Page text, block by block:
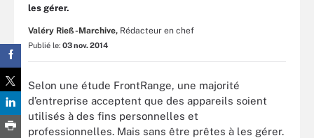
les gérer.
Valéry Rieß-Marchive, Rédacteur en chef
Publié le: 03 nov. 2014
Selon une étude FrontRange, une majorité
d’entreprise acceptent que des appareils soient
utilisés à des fins personnelles et
professionnelles. Mais sans être prêtes à les gérer.